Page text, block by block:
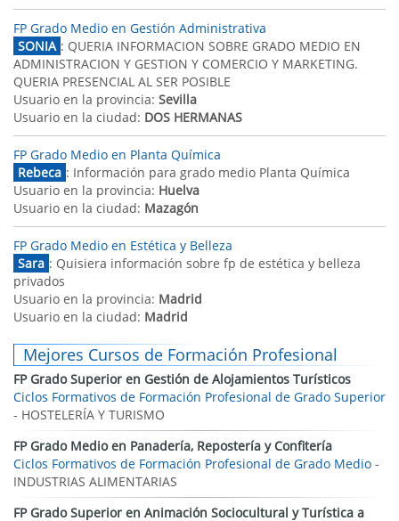
FP Grado Medio en Gestión Administrativa
SONIA : QUERIA INFORMACION SOBRE GRADO MEDIO EN
ADMINISTRACION Y GESTION Y COMERCIO Y MARKETING.
QUERIA PRESENCIAL AL SER POSIBLE
Usuario en la provincia: Sevilla
Usuario en la ciudad: DOS HERMANAS
FP Grado Medio en Planta Química
Rebeca : Información para grado medio Planta Química
Usuario en la provincia: Huelva
Usuario en la ciudad: Mazagón
FP Grado Medio en Estética y Belleza
Sara : Quisiera información sobre fp de estética y belleza
privados
Usuario en la provincia: Madrid
Usuario en la ciudad: Madrid
Mejores Cursos de Formación Profesional
FP Grado Superior en Gestión de Alojamientos Turísticos
Ciclos Formativos de Formación Profesional de Grado Superior
- HOSTELERÍA Y TURISMO
FP Grado Medio en Panadería, Repostería y Confitería
Ciclos Formativos de Formación Profesional de Grado Medio -
INDUSTRIAS ALIMENTARIAS
FP Grado Superior en Animación Sociocultural y Turística a